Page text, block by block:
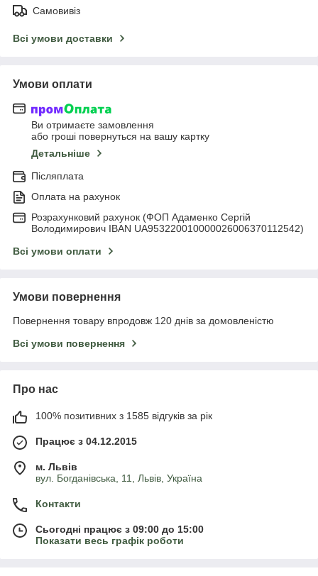
Самовивіз
Всі умови доставки
Умови оплати
Ви отримаєте замовлення
або гроші повернуться на вашу картку
Детальніше
Післяплата
Оплата на рахунок
Розрахунковий рахунок (ФОП Адаменко Сергій
Володимирович IBAN UA953220010000026006370112542)
Всі умови оплати
Умови повернення
Повернення товару впродовж 120 днів за домовленістю
Всі умови повернення
Про нас
100% позитивних з 1585 відгуків за рік
Працює з 04.12.2015
м. Львів
вул. Богданівська, 11, Львів, Україна
Контакти
Сьогодні працює з 09:00 до 15:00
Показати весь графік роботи